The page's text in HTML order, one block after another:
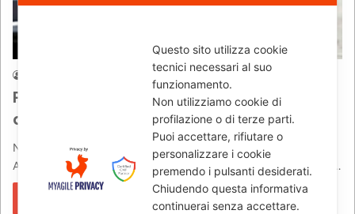
01/03/2018 804
Protagonisti indiscussi agli Assoluti
d’Italia di Enduro
Nella tappa di apertura degli Assoluti d’Italia di Enduro i piloti
Alex Salvini, Davide Guarneri, Davide Soreca e Andrea Verona…
Questo sito utilizza cookie
tecnici necessari al suo
funzionamento.
Non utilizziamo cookie di
profilazione o di terze parti.
Puoi accettare, rifiutare o
personalizzare i cookie
premendo i pulsanti desiderati.
Chiudendo questa informativa
continuerai senza accettare.